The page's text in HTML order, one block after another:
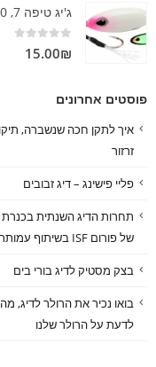
מגיע מעולם התפירה אבל
משמש לקשירת...
קרא עוד 15.00₪
פוסטים אחרונים
איך לתקן חכה שנשברה,
זרזור
פליי פישינג – דיג זבובים
של פורום ISF בשיתוף עמותת י.ע.ד
בצק מסטיק לדיג בורי בים
בואו נכיר את הרולר לדיג,
לדעת על הרולר שלנו